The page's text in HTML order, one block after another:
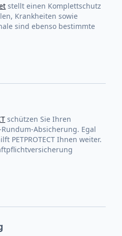
stellt einen Komplettschutz
Krankheiten sowie
sind ebenso bestimmte
schützen Sie Ihren
Absicherung. Egal
PETPROTECT Ihnen weiter.